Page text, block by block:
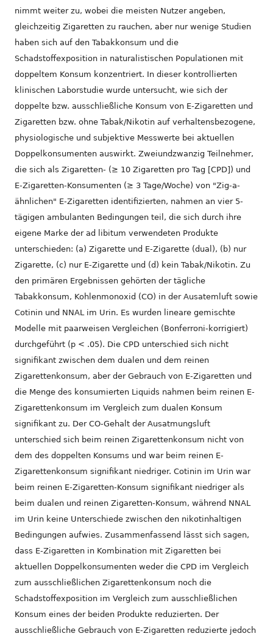
nimmt weiter zu, wobei die meisten Nutzer angeben,
gleichzeitig Zigaretten zu rauchen, aber nur wenige Studien
haben sich auf den Tabakkonsum und die
Schadstoffexposition in naturalistischen Populationen mit
doppeltem Konsum konzentriert. In dieser kontrollierten
klinischen Laborstudie wurde untersucht, wie sich der
doppelte bzw. ausschließliche Konsum von E-Zigaretten und
Zigaretten bzw. ohne Tabak/Nikotin auf verhaltensbezogene,
physiologische und subjektive Messwerte bei aktuellen
Doppelkonsumenten auswirkt. Zweiundzwanzig Teilnehmer,
die sich als Zigaretten- (≥ 10 Zigaretten pro Tag [CPD]) und
E-Zigaretten-Konsumenten (≥ 3 Tage/Woche) von "Zig-a-
ähnlichen" E-Zigaretten identifizierten, nahmen an vier 5-
tägigen ambulanten Bedingungen teil, die sich durch ihre
eigene Marke der ad libitum verwendeten Produkte
unterschieden: (a) Zigarette und E-Zigarette (dual), (b) nur
Zigarette, (c) nur E-Zigarette und (d) kein Tabak/Nikotin. Zu
den primären Ergebnissen gehörten der tägliche
Tabakkonsum, Kohlenmonoxid (CO) in der Ausatemluft sowie
Cotinin und NNAL im Urin. Es wurden lineare gemischte
Modelle mit paarweisen Vergleichen (Bonferroni-korrigiert)
durchgeführt (p < .05). Die CPD unterschied sich nicht
signifikant zwischen dem dualen und dem reinen
Zigarettenkonsum, aber der Gebrauch von E-Zigaretten und
die Menge des konsumierten Liquids nahmen beim reinen E-
Zigarettenkonsum im Vergleich zum dualen Konsum
signifikant zu. Der CO-Gehalt der Ausatmungsluft
unterschied sich beim reinen Zigarettenkonsum nicht von
dem des doppelten Konsums und war beim reinen E-
Zigarettenkonsum signifikant niedriger. Cotinin im Urin war
beim reinen E-Zigaretten-Konsum signifikant niedriger als
beim dualen und reinen Zigaretten-Konsum, während NNAL
im Urin keine Unterschiede zwischen den nikotinhaltigen
Bedingungen aufwies. Zusammenfassend lässt sich sagen,
dass E-Zigaretten in Kombination mit Zigaretten bei
aktuellen Doppelkonsumenten weder die CPD im Vergleich
zum ausschließlichen Zigarettenkonsum noch die
Schadstoffexposition im Vergleich zum ausschließlichen
Konsum eines der beiden Produkte reduzierten. Der
ausschließliche Gebrauch von E-Zigaretten reduzierte jedoch